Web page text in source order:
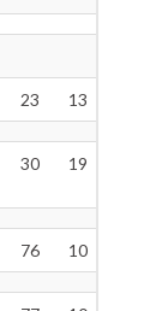
23 13
30 19
76 10